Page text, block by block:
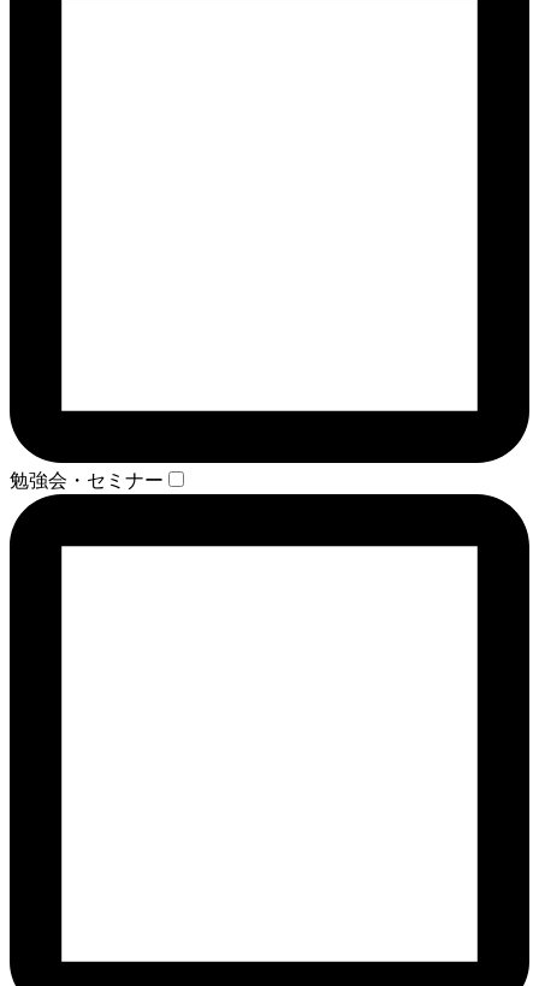
勉強会・セミナー